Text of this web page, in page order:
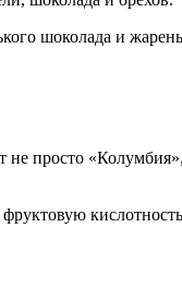
шоколада и
просто
фруктовую